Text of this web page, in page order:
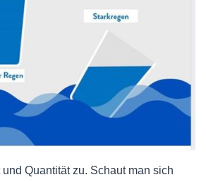
Quantität zu. Schaut man sich